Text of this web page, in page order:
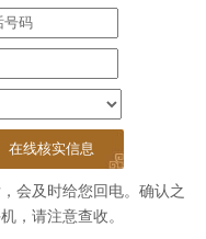
在线核实信息
会及时给您回电。确认之
，请注意查收。